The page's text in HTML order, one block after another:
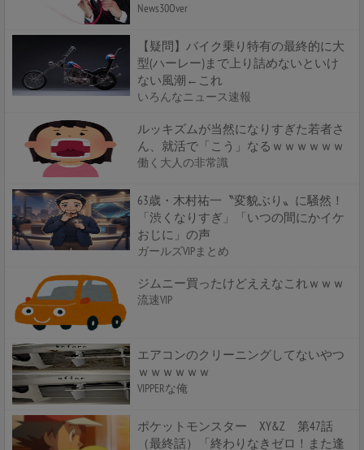
News30Over
【疑問】バイク乗り特有の最終的に大
型(ハーレー)まで上り詰めないといけ
ない風潮←これ
いろんなニュース速報
ルッキズムが当然になりすぎた若者さ
ん、就活で「こう」なるｗｗｗｗｗｗ
働く大人の非常識
63歳・木村祐一〝変貌ぶり〟に騒然！
「渋くなりすぎ」「いつの間にかイケ
おじに」の声
ガールズVIPまとめ
ジムニー買ったけどええなこれｗｗｗ
流速VIP
エアコンのクリーニングしてないやつ
ｗｗｗｗｗｗ
VIPPERな俺
ポケットモンスター XY&Z 第47話
（最終話）「終わりなきゼロ！また逢